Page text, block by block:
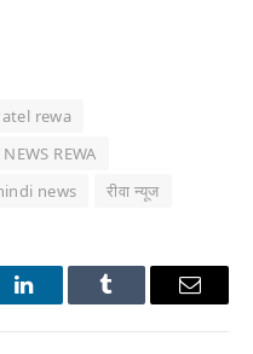
rewa
NEWS REWA
news रीवा न्यूज
LinkedInTumblr Email